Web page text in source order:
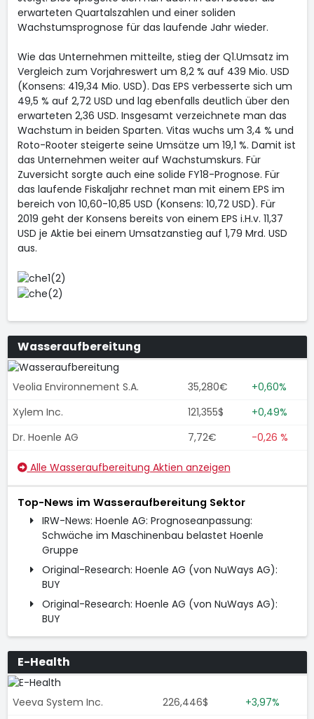
erwarteten Quartalszahlen und einer soliden
Wachstumsprognose für das laufende Jahr wieder.
Wie das Unternehmen mitteilte, stieg der Q1.Umsatz im
Vergleich zum Vorjahreswert um 8,2 % auf 439 Mio. USD
(Konsens: 419,34 Mio. USD). Das EPS verbesserte sich um
49,5 % auf 2,72 USD und lag ebenfalls deutlich über den
erwarteten 2,36 USD. Insgesamt verzeichnete man das
Wachstum in beiden Sparten. Vitas wuchs um 3,4 % und
Roto-Rooter steigerte seine Umsätze um 19,1 %. Damit ist
das Unternehmen weiter auf Wachstumskurs. Für
Zuversicht sorgte auch eine solide FY18-Prognose. Für
das laufende Fiskaljahr rechnet man mit einem EPS im
bereich von 10,60-10,85 USD (Konsens: 10,72 USD). Für
2019 geht der Konsens bereits von einem EPS i.H.v. 11,37
USD je Aktie bei einem Umsatzanstieg auf 1,79 Mrd. USD
aus.
Wasseraufbereitung
Veolia Environnement S.A. 35,280€
+0,60%
Xylem Inc.
121,355$
+0,49%
Dr. Hoenle AG
7,72€ -0,26 %
Alle Wasseraufbereitung Aktien anzeigen
Top-News im Wasseraufbereitung Sektor
IRW-News: Hoenle AG: Prognoseanpassung:
Schwäche im Maschinenbau belastet Hoenle
Gruppe
Original-Research: Hoenle AG (von NuWays AG):
BUY
Original-Research: Hoenle AG (von NuWays AG):
BUY
E-Health
Veeva System Inc. 226,446$
+3,97%